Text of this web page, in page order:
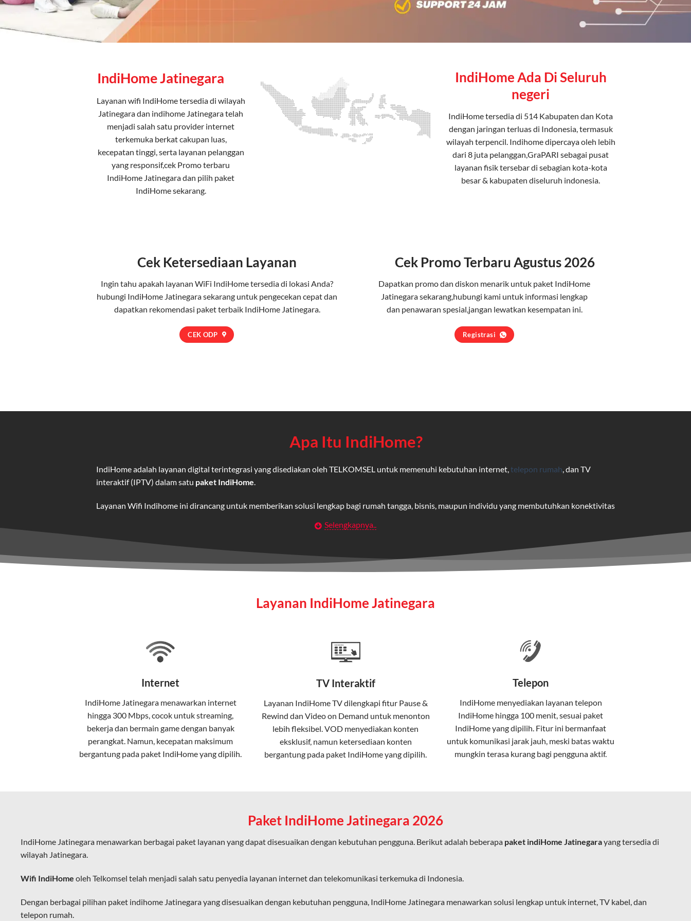
IndiHome Jatinegara
Layanan wifi IndiHometersedia di wilayah
Jatinegara dan indihome Jatinegara telah
menjadi salah satu provider internet
terkemuka berkat cakupan luas,
kecepatan tinggi, serta layanan pelanggan
yang responsif,cek Promo terbaru
IndiHome Jatinegara dan pilih paket
IndiHomesekarang.
IndiHome Ada Di Seluruh
negeri
IndiHome tersedia di 514 Kabupaten dan Kota
dengan jaringan terluas di Indonesia, termasuk
wilayah terpencil. Indihome dipercaya oleh lebih
dari 8 juta pelanggan,GraPARI sebagai pusat
layanan fisik tersebar di sebagian kota-kota
besar & kabupaten diseluruh indonesia.
Cek Ketersediaan Layanan
Ingin tahu apakah layanan WiFi IndiHome tersedia di lokasi Anda?
hubungi IndiHome Jatinegara sekarang untuk pengecekan cepat dan
dapatkan rekomendasi paket terbaik IndiHome Jatinegara.
CEK ODP
Cek Promo Terbaru Agustus 2026
Dapatkan promo dan diskon menarik untuk paket IndiHome
Jatinegara sekarang,hubungi kami untuk informasi lengkap
dan penawaran spesial,jangan lewatkan kesempatan ini.
Registrasi
Apa Itu IndiHome?
IndiHome adalah layanan digital terintegrasi yang disediakan oleh TELKOMSEL untuk memenuhi kebutuhan internet, telepon rumah , dan TV
interaktif (IPTV) dalam satu paket IndiHome
Layanan Wifi Indihome ini dirancang untuk memberikan solusi lengkap bagi rumah tangga, bisnis, maupun individu yang membutuhkan konektivitas
Wifi IndiHome adalah layananinternetberbasis fiber optic yang disediakan oleh Telkom Indonesia untuk pengguna rumah dan bisnis.
Teknologi di Balik WiFi IndiHome
pelanggan. Teknologi ini memiliki beberapa keunggulan:
Kecepatan Tinggi
Serat optik mampu mentransmisikan data dalam kecepatan tinggi hingga 1 Gbps, lebih cepat dibandingkan kabel tembaga atau DSL.
Koneksi Stabil
Mampu menangani banyak perangkat sekaligus tanpa penurunan kualitas koneksi.
melalui perangkat router WiFi.
Selengkapnya..
Layanan IndiHome Jatinegara
Internet
IndiHome Jatinegara menawarkan internet
hingga 300 Mbps, cocok untuk streaming,
bekerja dan bermain game dengan banyak
perangkat. Namun, kecepatan maksimum
bergantung pada paket IndiHome yang dipilih.
TV Interaktif
Layanan IndiHome TVdilengkapi fitur Pause &
Rewind dan Video on Demand untuk menonton
lebih fleksibel. VOD menyediakan konten
eksklusif, namun ketersediaan konten
bergantung pada paket IndiHome yang dipilih.
Telepon
IndiHome menyediakan layanan telepon
IndiHome hingga 100 menit, sesuai paket
IndiHome yang dipilih. Fitur ini bermanfaat
untuk komunikasi jarak jauh, meski batas waktu
mungkin terasa kurang bagi pengguna aktif.
Paket IndiHome Jatinegara 2026
IndiHome Jatinegara menawarkan berbagai paket layanan yang dapat disesuaikan dengan kebutuhan pengguna. Berikut adalah beberapa paket indiHome Jatinegarayang tersedia di
wilayah Jatinegara.
Wifi IndiHome oleh Telkomsel telah menjadi salah satu penyedia layanan internet dan telekomunikasi terkemuka di Indonesia.
Dengan berbagai pilihan paket indihome Jatinegara yang disesuaikan dengan kebutuhan pengguna, IndiHome Jatinegara menawarkan solusi lengkap untuk internet, TV kabel, dan
telepon rumah.